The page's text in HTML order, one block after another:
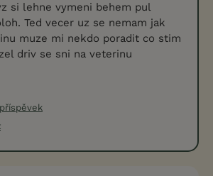
si lehne vymeni behem pul
Ted vecer uz se nemam jak
muze mi nekdo poradit co stim
driv se sni na veterinu